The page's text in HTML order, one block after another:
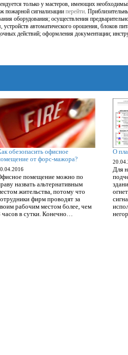
только у мастеров, имеющих
пожарной сигнализации перейти.
оборудования; осуществления
автоматического орошения, блоков
действий; оформления документации;
обезопасить офисное
от форс-мажора?
помещение можно по
назвать альтернативным
жительства, потому что
фирм проводят за
рабочим местом более, чем
часов в сутки. Конечно…
О
Для